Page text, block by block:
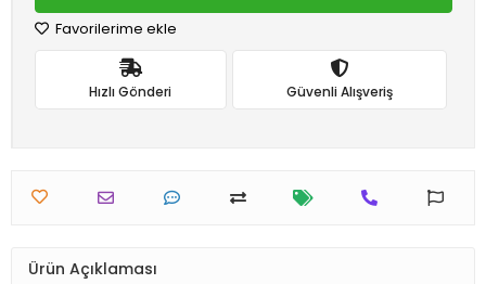
Favorilerime ekle
Hızlı Gönderi Güvenli Alışveriş
Ürün Açıklaması